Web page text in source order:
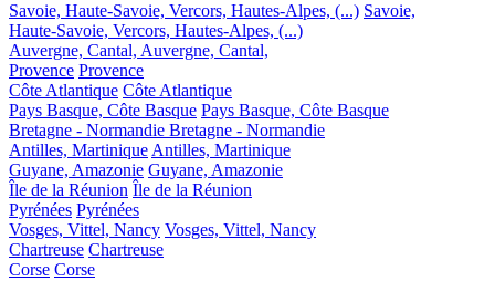
Savoie, Haute-Savoie, Vercors, Hautes-Alpes, (...) Savoie,
Haute-Savoie, Vercors, Hautes-Alpes, (...)
Auvergne, Cantal, Auvergne, Cantal,
Provence Provence
Côte Atlantique Côte Atlantique
Pays Basque, Côte Basque Pays Basque, Côte Basque
Bretagne - Normandie Bretagne - Normandie
Antilles, MartiniqueAntilles, Martinique
Guyane, Amazonie Guyane, Amazonie
Île de la Réunion Île de la Réunion
Pyrénées Pyrénées
Vosges, Vittel, Nancy Vosges, Vittel, Nancy
Chartreuse Chartreuse
Corse Corse